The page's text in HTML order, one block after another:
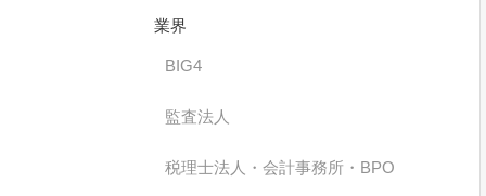
業界
BIG4
監査法人
税理士法人・会計事務所・BPO